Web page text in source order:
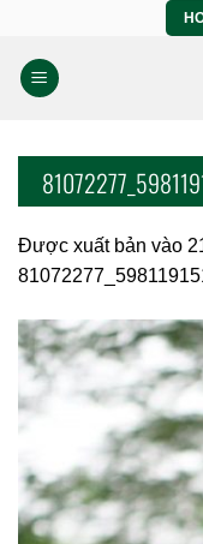
nội
dung
Được xuất bản vào